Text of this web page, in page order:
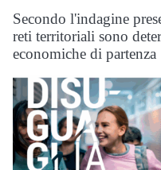
Secondo l'indagine
reti territoriali sono
economiche di partenza